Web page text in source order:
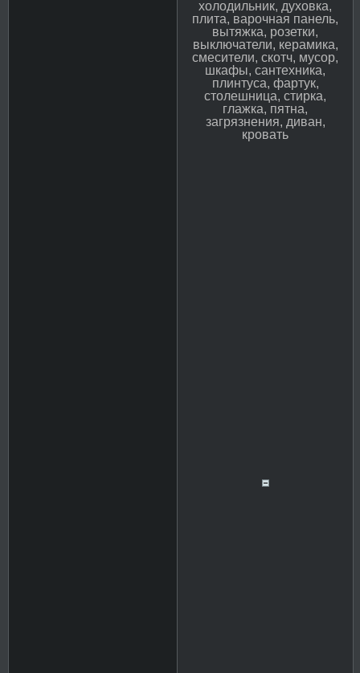
холодильник, духовка,
плита, варочная панель,
вытяжка, розетки,
выключатели, керамика,
смесители, скотч, мусор,
шкафы, сантехника,
плинтуса, фартук,
столешница, стирка,
глажка, пятна,
загрязнения, диван,
кровать